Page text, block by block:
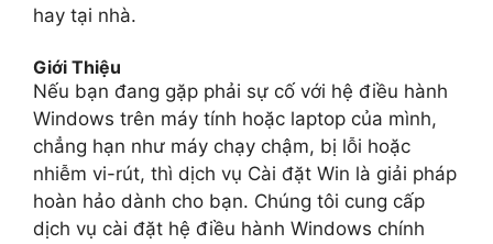
hay tại nhà.
Giới Thiệu
Nếu bạn đang gặp phải sự cố với hệ điều hành
Windows trên máy tính hoặc laptop của mình,
chẳng hạn như máy chạy chậm, bị lỗi hoặc
nhiễm vi-rút, thì dịch vụ Cài đặt Win là giải pháp
hoàn hảo dành cho bạn. Chúng tôi cung cấp
dịch vụ cài đặt hệ điều hành Windows chính